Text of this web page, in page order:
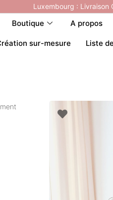
Luxembourg :
Boutique A propos
sur-mesure Liste